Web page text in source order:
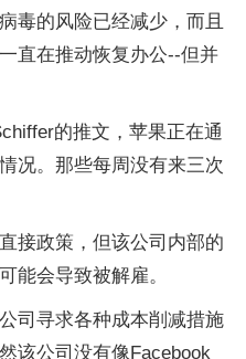
毒的风险已经减少，而且
直在推动恢复办公--但并
的推文，苹果正在通
况。那些每周没有来三次
接政策，但该公司内部的
能会导致被解雇。
司寻求各种成本削减措施
该公司没有像Facebook